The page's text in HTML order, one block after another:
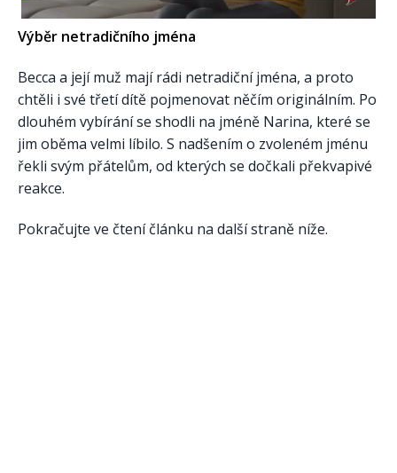
Výběr netradičního jména
Becca a její muž mají rádi netradiční jména, a proto
chtěli i své třetí dítě pojmenovat něčím originálním. Po
dlouhém vybírání se shodli na jméně Narina, které se
jim oběma velmi líbilo. S nadšením o zvoleném jménu
řekli svým přátelům, od kterých se dočkali překvapivé
reakce.
Pokračujte ve čtení článku na další straně níže.